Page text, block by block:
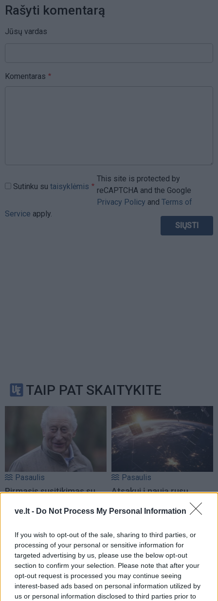
ve.lt - Do Not Process My Personal Information
If you wish to opt-out of the sale, sharing to third parties, or
processing of your personal or sensitive information for
targeted advertising by us, please use the below opt-out
section to confirm your selection. Please note that after your
opt-out request is processed you may continue seeing
interest-based ads based on personal information utilized by
us or personal information disclosed to third parties prior to
Rašyti komentarą
Jūsų vardas
Komentaras
Sutinku su taisyklėmis
This site is protected by
reCAPTCHA and the Google
Privacy Policy and Terms of
Service apply.
TAIP PAT SKAITYKITE
Pasaulis
Pirmasis susitikimas su
košmaru: žvaigždė jam
Pasaulis
Atsakui į naują rusų
Ukraina turi metus –
tai kelia